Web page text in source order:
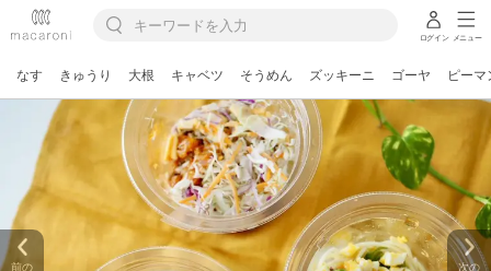
ログイン メニュー
なす きゅうり 大根 キャベツ そうめん ズッキーニ ゴーヤ ピーマ
前の
次の